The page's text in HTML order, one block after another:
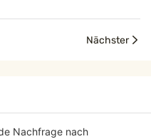
Nächster
Nachfrage nach